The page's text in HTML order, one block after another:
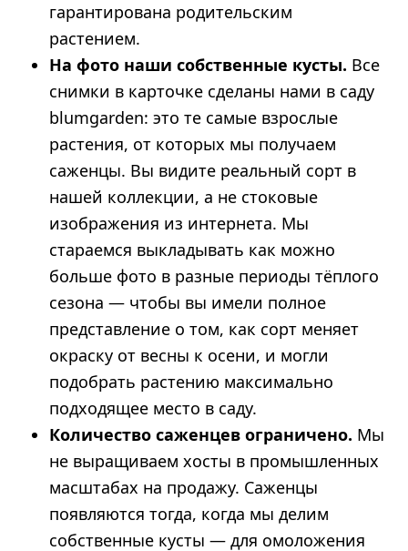
гарантирована родительским
растением.
На фото наши собственные кусты. Все
снимки в карточке сделаны нами в саду
blumgarden: это те самые взрослые
растения, от которых мы получаем
саженцы. Вы видите реальный сорт в
нашей коллекции, а не стоковые
изображения из интернета. Мы
стараемся выкладывать как можно
больше фото в разные периоды тёплого
сезона — чтобы вы имели полное
представление о том, как сорт меняет
окраску от весны к осени, и могли
подобрать растению максимально
подходящее место в саду.
Количество саженцев ограничено. Мы
не выращиваем хосты в промышленных
масштабах на продажу. Саженцы
появляются тогда, когда мы делим
собственные кусты — для омоложения